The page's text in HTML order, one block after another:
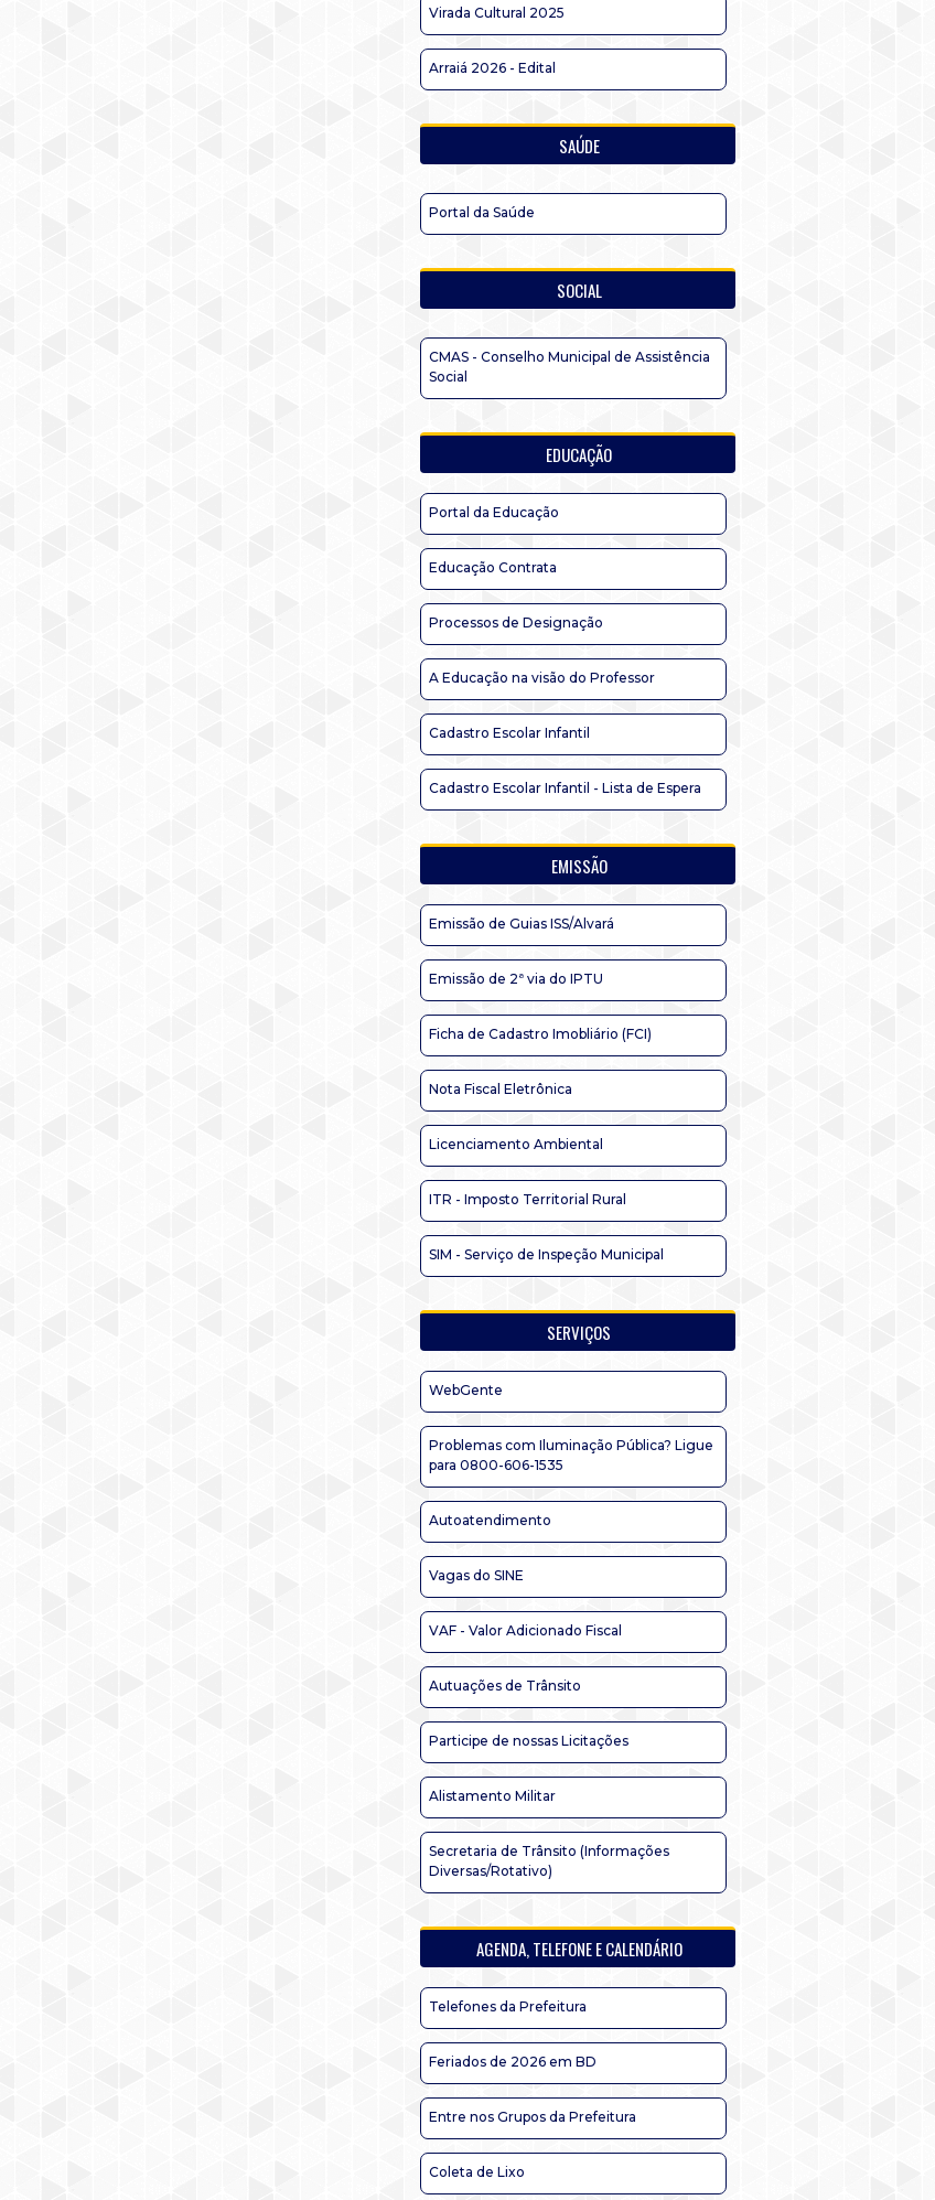
Virada Cultural 2025
Arraiá 2026 - Edital
SAÚDE
Portal da Saúde
SOCIAL
CMAS - Conselho Municipal de Assistência
Social
EDUCAÇÃO
Portal da Educação
Educação Contrata
Processos de Designação
A Educação na visão do Professor
Cadastro Escolar Infantil
Cadastro Escolar Infantil - Lista de Espera
EMISSÃO
Emissão de Guias ISS/Alvará
Emissão de 2ª via do IPTU
Ficha de Cadastro Imobliário (FCI)
Nota Fiscal Eletrônica
Licenciamento Ambiental
ITR - Imposto Territorial Rural
SIM - Serviço de Inspeção Municipal
SERVIÇOS
WebGente
Problemas com Iluminação Pública? Ligue
para 0800-606-1535
Autoatendimento
Vagas do SINE
VAF - Valor Adicionado Fiscal
Autuações de Trânsito
Participe de nossas Licitações
Alistamento Militar
Secretaria de Trânsito (Informações
Diversas/Rotativo)
AGENDA, TELEFONE E CALENDÁRIO
Telefones da Prefeitura
Feriados de 2026 em BD
Entre nos Grupos da Prefeitura
Coleta de Lixo